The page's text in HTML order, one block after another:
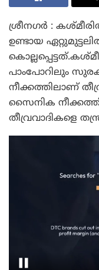
ശ്രീനഗർ :
ഉണ്ടായ
പാംപോറിലും
നീക്കത്തിലാണ്
സൈനിക
തീവ്രവാദികളെ